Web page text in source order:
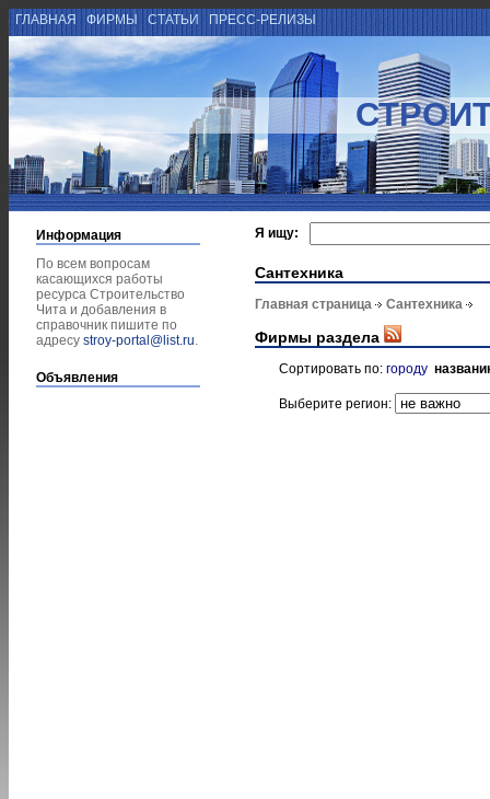
ГЛАВНАЯ ФИРМЫ СТАТЬИ ПРЕСС-РЕЛИЗЫ
Информация
По всем вопросам
касающихся работы
ресурса Строительство
Чита и добавления в
справочник пишите по
адресу stroy-portal@list.ru.
Объявления
Я ищу:
Сантехника
Главная страница Сантехника
Фирмы раздела
Сортировать по: городу
Выберите регион: